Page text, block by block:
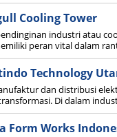
Cooling Tower
industri atau
peran vital dalam
Technology
dan distribusi
Di dalam
Form Works